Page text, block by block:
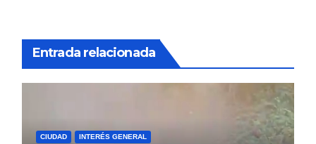
Entrada relacionada
CIUDAD INTERÉS GENERAL